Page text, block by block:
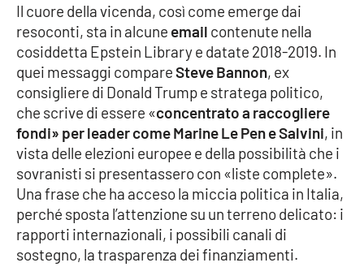
Sanità
Società
Sport
RUBRICHE
Good Morning Vietnam
Parchi Marini Calabria
Il cuore della vicenda, così come emerge dai
resoconti, sta in alcune email contenute nella
cosiddetta Epstein Library e datate 2018-2019. In
quei messaggi compareSteve Bannon, ex
consigliere di Donald Trump e stratega politico,
che scrive di essere «concentrato a raccogliere
fondi» per leader come Marine Le Pen e Salvini, in
vista delle elezioni europee e della possibilità che i
sovranisti si presentassero con «liste complete».
Una frase che ha acceso la miccia politica in Italia,
perché sposta l’attenzione su un terreno delicato: i
rapporti internazionali, i possibili canali di
sostegno, la trasparenza dei finanziamenti.